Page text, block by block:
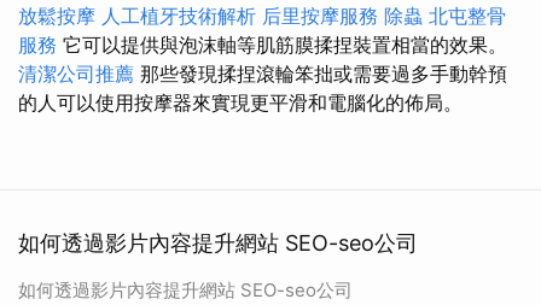
放鬆按摩 人工植牙技術解析 后里按摩服務 除蟲 北屯整骨
服務 它可以提供與泡沫軸等肌筋膜揉捏裝置相當的效果。
清潔公司推薦 那些發現揉捏滾輪笨拙或需要過多手動幹預
的人可以使用按摩器來實現更平滑和電腦化的佈局。
如何透過影片內容提升網站 SEO-seo公司
如何透過影片內容提升網站 SEO-seo公司